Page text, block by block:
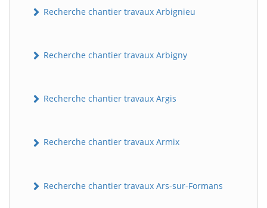
Recherche chantier travaux Arbignieu
Recherche chantier travaux Arbigny
Recherche chantier travaux Argis
Recherche chantier travaux Armix
Recherche chantier travaux Ars-sur-Formans